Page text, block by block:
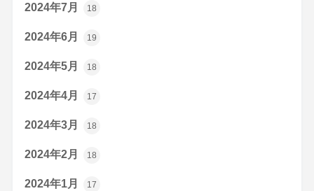
2024年7月 18
2024年6月 19
2024年5月 18
2024年4月 17
2024年3月 18
2024年2月 18
2024年1月 17